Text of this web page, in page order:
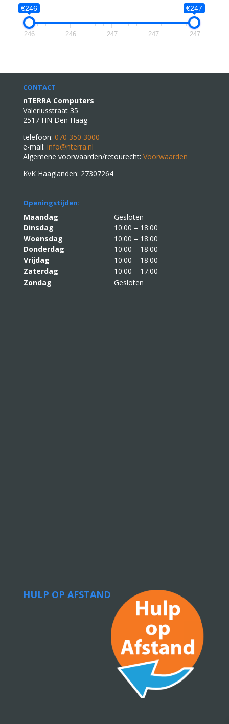
€246 €247
246 246 247 247 247
CONTACT
nTERRA Computers
Valeriusstraat 35
2517 HN Den Haag
telefoon: 070 350 3000
e-mail: info@nterra.nl
Algemene voorwaarden/retourecht: Voorwaarden
KvK Haaglanden: 27307264
Openingstijden:
Maandag
Gesloten
Dinsdag
10:00 – 18:00
Woensdag
10:00 – 18:00
Donderdag
10:00 – 18:00
Vrijdag
10:00 – 18:00
Zaterdag
10:00 – 17:00
Zondag
Gesloten
HULP OP AFSTAND